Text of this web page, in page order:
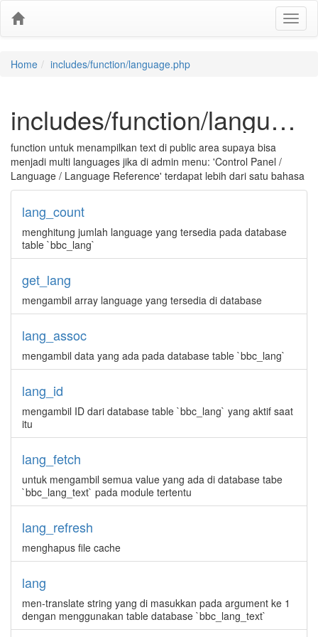
Home includes/function/language.php
includes/function/language.php
function untuk menampilkan text di public area supaya bisa
menjadi multi languages jika di admin menu: 'Control Panel /
Language / Language Reference' terdapat lebih dari satu bahasa
lang_count
menghitung jumlah language yang tersedia pada database
table `bbc_lang`
get_lang
mengambil array language yang tersedia di database
lang_assoc
mengambil data yang ada pada database table `bbc_lang`
lang_id
mengambil ID dari database table `bbc_lang` yang aktif saat
itu
lang_fetch
untuk mengambil semua value yang ada di database tabe
`bbc_lang_text` pada module tertentu
lang_refresh
menghapus file cache
lang
men-translate string yang di masukkan pada argument ke 1
dengan menggunakan table database `bbc_lang_text`